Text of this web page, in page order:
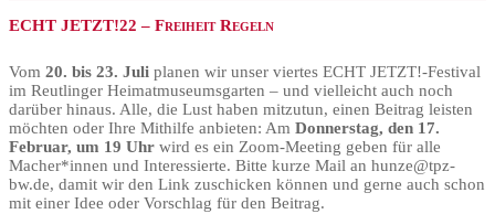
ECHT JETZT!22 – Freiheit Regeln
Vom 20. bis 23. Juli planen wir unser viertes ECHT JETZT!-Festival
im Reutlinger Heimatmuseumsgarten – und vielleicht auch noch
darüber hinaus. Alle, die Lust haben mitzutun, einen Beitrag leisten
möchten oder Ihre Mithilfe anbieten: Am Donnerstag, den 17.
Februar, um 19 Uhr wird es ein Zoom-Meeting geben für alle
Macher*innen und Interessierte. Bitte kurze Mail an hunze@tpz-
bw.de, damit wir den Link zuschicken können und gerne auch schon
mit einer Idee oder Vorschlag für den Beitrag.